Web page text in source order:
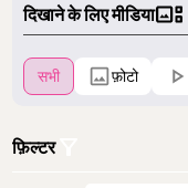
दिखाने के लिए मीडिया
सभी फ़ोटो
फ़िल्टर